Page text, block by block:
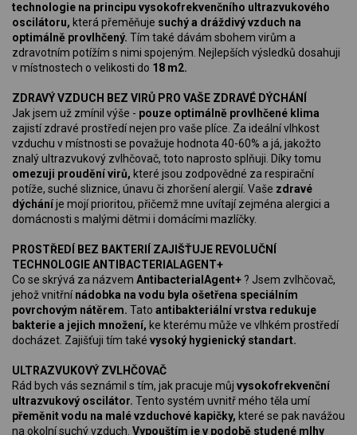
technologie na principu vysokofrekvenčního ultrazvukového
oscilátoru, která přeměňuje suchý a dráždivý vzduch na
optimálně provlhčený. Tím také dávám sbohem virům a
zdravotním potížím s nimi spojeným. Nejlepších výsledků dosahuji
v místnostech o velikosti do 18 m2.
ZDRAVÝ VZDUCH BEZ VIRŮ PRO VAŠE ZDRAVÉ DÝCHÁNÍ
Jak jsem už zmínil výše - pouze optimálně provlhčené klima
zajistí zdravé prostředí nejen pro vaše plíce. Za ideální vlhkost
vzduchu v místnosti se považuje hodnota 40-60% a já, jakožto
znalý ultrazvukový zvlhčovač, toto naprosto splňuji. Díky tomu
omezuji proudění virů, které jsou zodpovědné za respirační
potíže, suché sliznice, únavu či zhoršení alergií. Vaše zdravé
dýcháníje mojí prioritou, přičemž mne uvítají zejména alergici a
domácnosti s malými dětmi i domácími mazlíčky.
PROSTŘEDÍ BEZ BAKTERIÍ ZAJIŠŤUJE REVOLUČNÍ
TECHNOLOGIE ANTIBACTERIALAGENT+
Co se skrývá za názvem AntibacterialAgent+ ? Jsem zvlhčovač,
jehož vnitřnínádobka na vodu byla ošetřena speciálním
povrchovým nátěrem. Tato antibakteriální vrstva redukuje
bakterie a jejich množení, ke kterému může ve vlhkém prostředí
docházet. Zajišťuji tím také vysoký hygienický standart.
ULTRAZVUKOVÝ ZVLHČOVAČ
Rád bych vás seznámil s tím, jak pracuje můj vysokofrekvenční
ultrazvukový oscilátor. Tento systém uvnitř mého těla umí
přeměnit vodu na malé vzduchové kapičky, které se pak navážou
na okolní suchý vzduch. Vypouštím je v podobě studené mlhy